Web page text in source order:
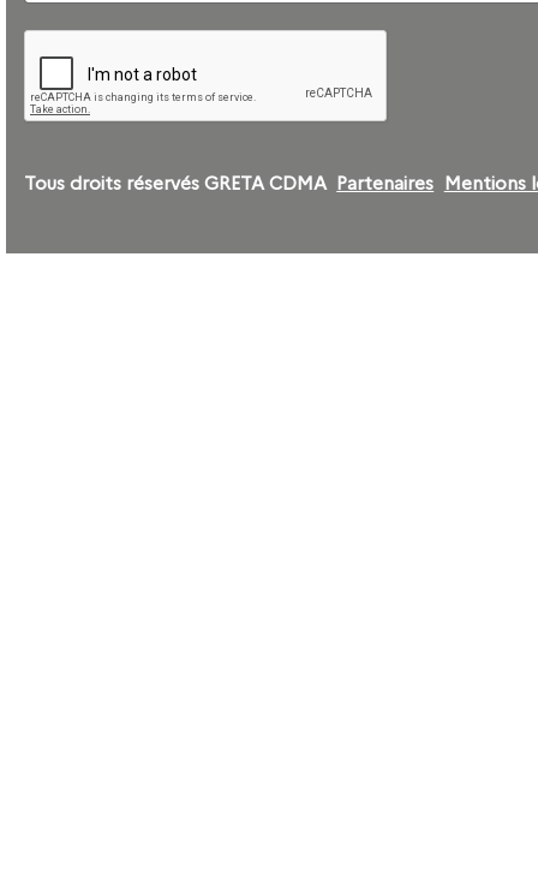
Tous droits réservés GRETA CDMA Partenaires Mentions